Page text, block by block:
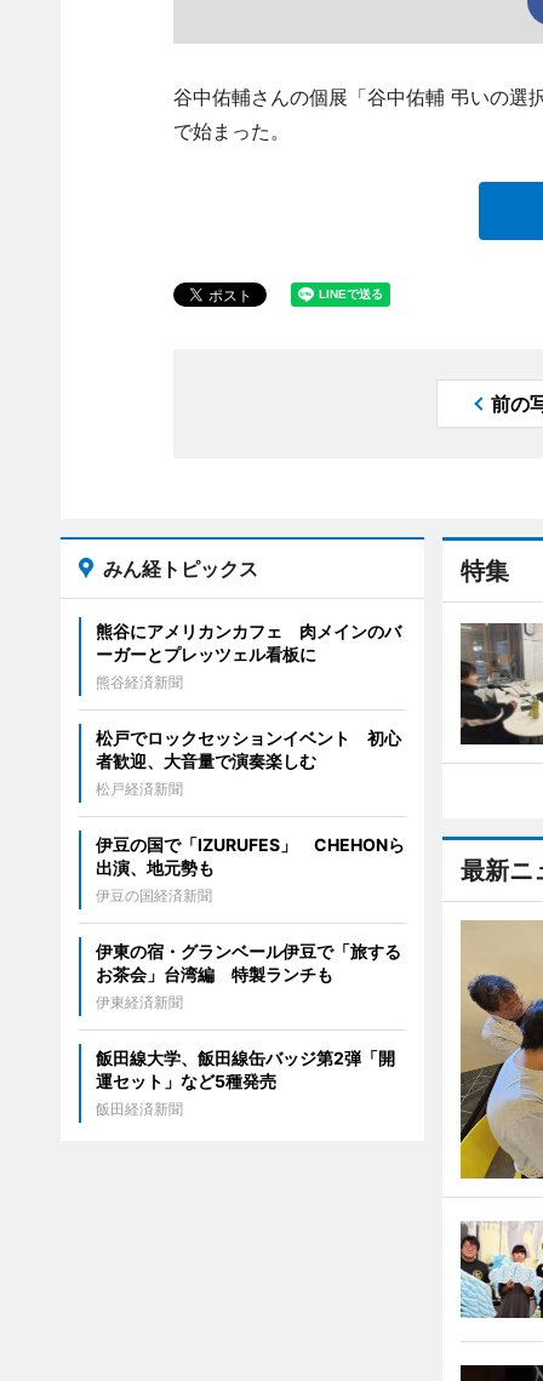
谷中佑輔さんの個展「谷中佑輔 弔いの選
で始まった。
前の
特集
最新ニ
みん経トピックス
熊谷にアメリカンカフェ 肉メインのバ
ーガーとプレッツェル看板に
熊谷経済新聞
松戸でロックセッションイベント 初心
者歓迎、大音量で演奏楽しむ
松戸経済新聞
伊豆の国で「IZURUFES」 CHEHONら
出演、地元勢も
伊豆の国経済新聞
伊東の宿・グランベール伊豆で「旅する
お茶会」台湾編 特製ランチも
伊東経済新聞
飯田線大学、飯田線缶バッジ第2弾「開
運セット」など5種発売
飯田経済新聞